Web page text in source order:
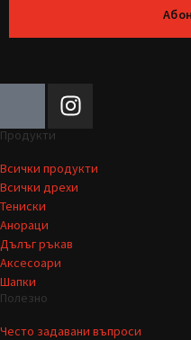
Продукти
Всички продукти
Всички дрехи
Тениски
Анораци
Дълъг ръкав
Аксесоари
Шапки
Полезно
Често задавани въпроси